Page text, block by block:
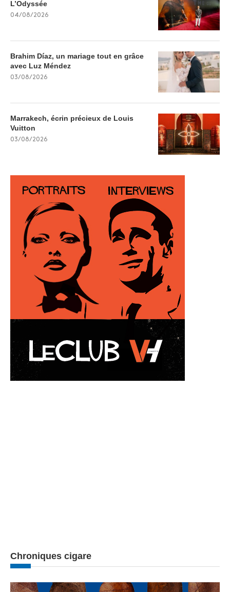
L’Odyssée
04/08/2026
Brahim Díaz, un mariage tout en grâce
avec Luz Méndez
03/08/2026
Marrakech, écrin précieux de Louis
Vuitton
03/08/2026
Chroniques cigare